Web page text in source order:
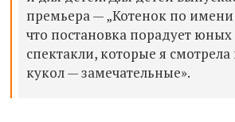
премьера — „Котенок по
что постановка порадует юных
спектакли, которые я смотрела
кукол — замечательные».